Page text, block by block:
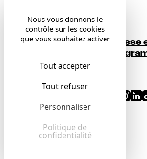
Contact
Billetterie
Presse
Mentions légales
Nous vous donnons le
contrôle sur les cookies
que vous souhaitez activer
Tout accepter
Tout refuser
Personnaliser
Politique de
confidentialité